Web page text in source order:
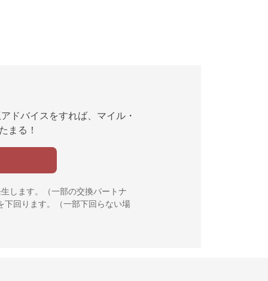
ドバイスをすれば、マイル・
まる！
します。（一部の交換パートナ
下回ります。（一部下回らない場